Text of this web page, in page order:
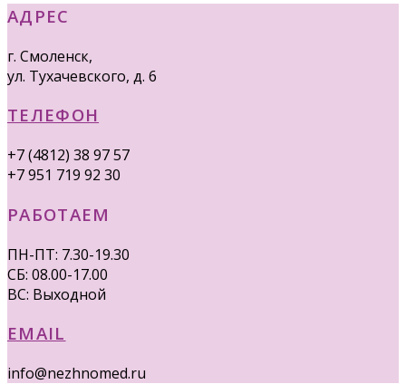
АДРЕС
г. Смоленск,
ул. Тухачевского, д. 6
ТЕЛЕФОН
+7 (4812) 38 97 57
+7 951 719 92 30
РАБОТАЕМ
ПН-ПТ: 7.30-19.30
СБ: 08.00-17.00
ВС: Выходной
EMAIL
info@nezhnomed.ru